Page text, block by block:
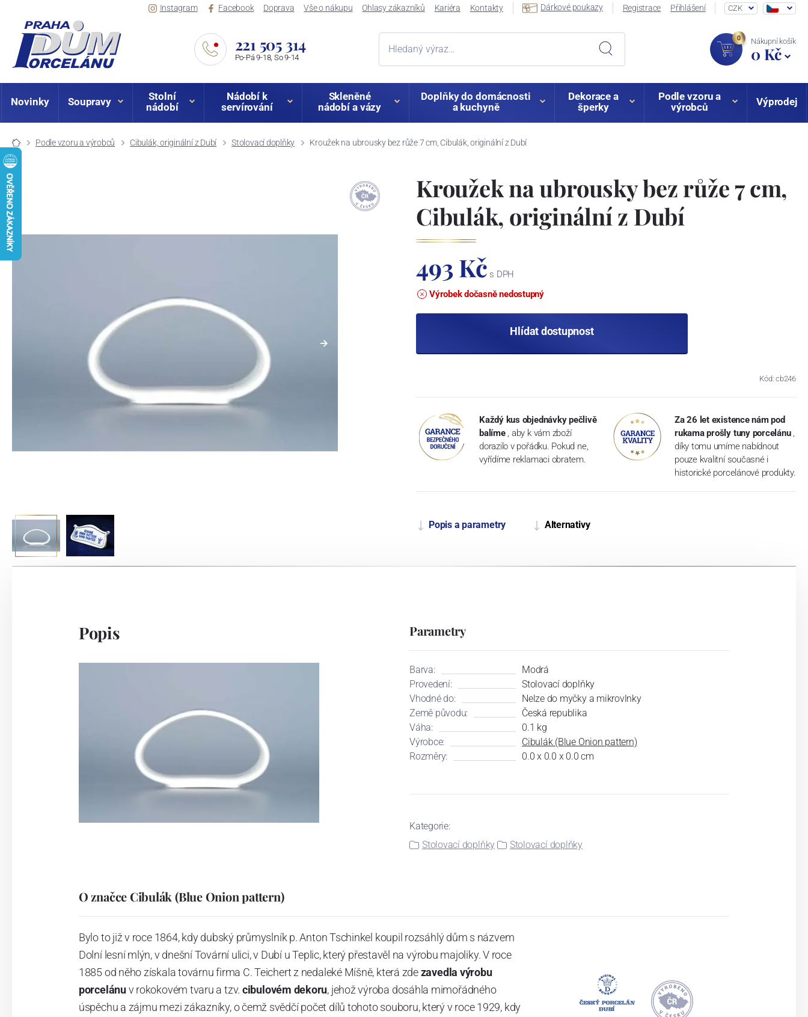
Instagram Facebook Doprava Vše o nákupu Ohlasy zákazníků Kariéra Kontakty Dárkové poukazy Registrace Přihlášení CZK
221 505 314
Po-Pá 9-18, So 9-14
0 Nákupní košík
0 Kč
Novinky Soupravy
Stolní
nádobí
Nádobí k
servírování
Skleněné
nádobí a vázy
Doplňky do domácnosti
a kuchyně
Dekorace a
šperky
Podle vzoru a
výrobců
Výprodej
Podle vzoru a výrobců Cibulák, originální z Dubí Stolovací doplňky Kroužek na ubrousky bez růže 7 cm, Cibulák, originální z Dubí
Kroužek na ubrousky bez růže 7 cm,
Cibulák, originální z Dubí
493 Kč s DPH
Výrobek dočasně nedostupný
Hlídat dostupnost
Kód: cb246
Každý kus objednávky pečlivě
balíme , aby k vám zboží
dorazilo v pořádku. Pokud ne,
vyřídíme reklamaci obratem.
Za 26 let existence nám pod
rukama prošly tuny porcelánu ,
díky tomu umíme nabídnout
pouze kvalitní současné i
historické porcelánové produkty.
Popis a parametry Alternativy
Popis Parametry
Barva:
Modrá
Provedení:
Stolovací doplňky
Vhodné do:
Nelze do myčky a mikrovlnky
Země původu:
Česká republika
Váha:
0.1 kg
Výrobce:
Cibulák (Blue Onion pattern)
Rozměry:
0.0 x 0.0 x 0.0 cm
Kategorie:
Stolovací doplňky
Stolovací doplňky
O značce Cibulák (Blue Onion pattern)
Bylo to již v roce 1864, kdy dubský průmyslník p. Anton Tschinkel koupil rozsáhlý dům s názvem
Dolní lesní mlýn, v dnešní Tovární ulici, v Dubí u Teplic, který přestavěl na výrobu majoliky. V roce
1885 od něho získala továrnu firma C. Teichert z nedaleké Míšně, která zdezavedla výrobu
porcelánuv rokokovém tvaru a tzv. cibulovém dekoru, jehož výroba dosáhla mimořádného
úspěchu a zájmu mezi zákazníky, o čemž svědčí počet dílů tohoto souboru, který v roce 1929, kdy